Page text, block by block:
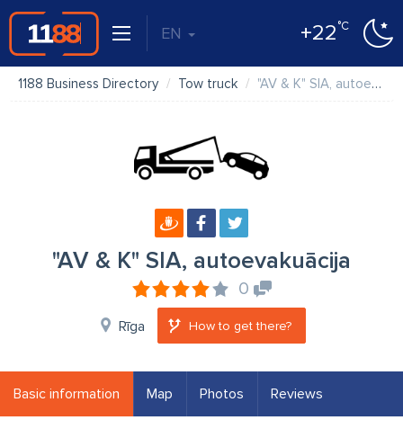
EN +22°C
1188 Business Directory Tow truck "AV & K" SIA, autoevakuācija
"AV & K" SIA, autoevakuācija
0
Rīga How to get there?
Basic information Map Photos Reviews